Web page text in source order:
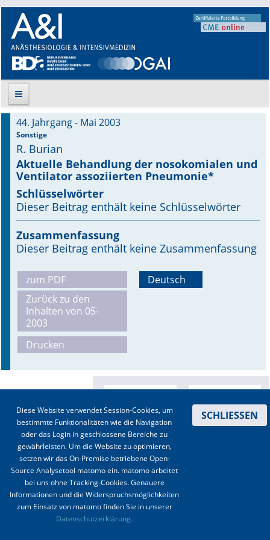
Suche
Aktuelle Ausgabe
Leitlinien
Archiv
Supplements
Online First
A&I English
Mediadaten
Autoren-Service
Stellenmarkt
Kongresskalender
44. Jahrgang - Mai 2003
Sonstige
R. Burian
Aktuelle Behandlung der nosokomialen und
Ventilator assoziierten Pneumonie*
Schlüsselwörter
Dieser Beitrag enthält keine Schlüsselwörter
Zusammenfassung
Dieser Beitrag enthält keine Zusammenfassung
zum PDF
Zurück zu den
Inhalten von 05-
2003
Drucken
Deutsch
Impressum Datenschutz
Diese Website verwendet Session-Cookies, um
bestimmte Funktionalitäten wie die Navigation
oder das Login in geschlossene Bereiche zu
gewährleisten. Um die Website zu optimieren,
setzen wir das On-Premise betriebene Open-
Source Analysetool matomo ein. matomo arbeitet
bei uns ohne Tracking-Cookies. Genauere
Informationen und die Widerspruchsmöglichkeiten
zum Einsatz von matomo finden Sie in unserer
Datenschutzerklärung.
SCHLIESSEN